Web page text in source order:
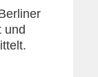
und